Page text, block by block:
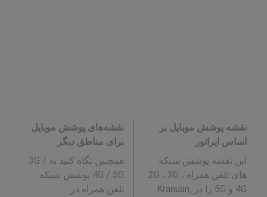
نقشه پوشش موبایل بر
اساس اپراتور
این نقشه پوشش شبکه
های تلفن همراه 2G ، 3G ،
4G و 5G را در Kranuan,
نقشه‌های پوشش موبایل
برای مناطق دیگر
همچنین نگاه کنید به 3G /
4G / 5G پوشش شبکه
تلفن همراه در :